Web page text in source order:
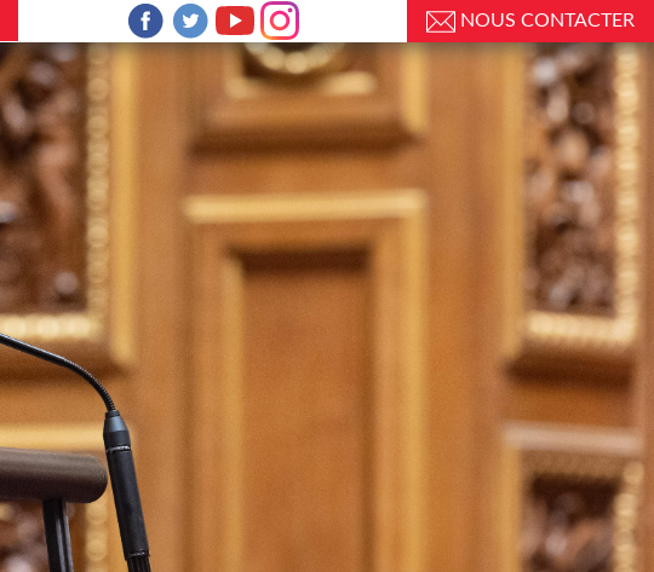
NOUS CONTACTER